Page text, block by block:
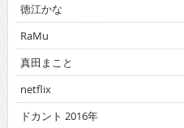
徳江かな
RaMu
真田まこと
netflix
ドカント 2016年